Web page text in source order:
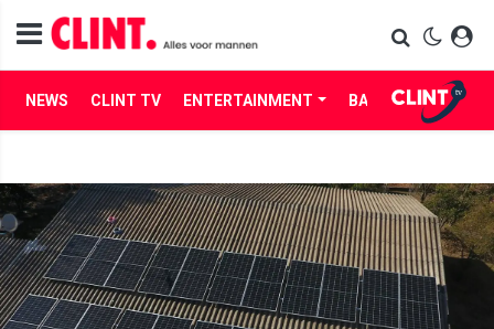
NEWS CLINT TV ENTERTAINMENT BABES LIFE